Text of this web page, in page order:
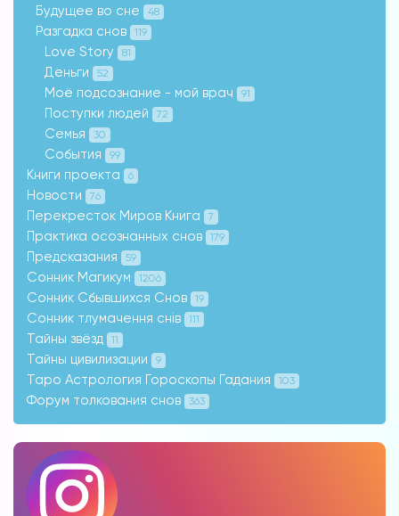
Будущее во сне 48
Разгадка снов 119
Love Story 81
Деньги 52
Моё подсознание - мой врач 91
Поступки людей 72
Семья 30
События 99
Книги проекта 6
Новости 76
Перекресток Миров Книга 7
Практика осознанных снов 179
Предсказания 59
Сонник Магикум 1206
Сонник Сбывшихся Снов 19
Сонник тлумачення снів 111
Тайны звёзд 11
Тайны цивилизации 9
Таро Астрология Гороскопы Гадания 103
Форум толкования снов 363